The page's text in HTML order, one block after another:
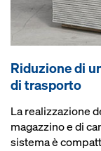
Riduzione di
di trasporto
La realizzazione
magazzino e di
sistema è